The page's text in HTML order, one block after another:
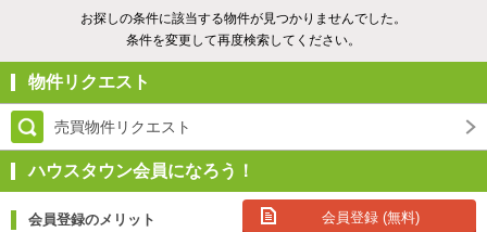
お探しの条件に該当する物件が見つかりませんでした。
条件を変更して再度検索してください。
物件リクエスト
売買物件リクエスト
ハウスタウン会員になろう！
会員登録のメリット 会員登録 (無料)